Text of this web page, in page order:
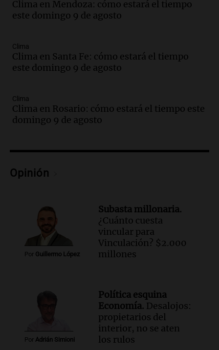
Episodios
Audio.Casabindo se prepara para una
Una mañana para todos
Episodios
Una mañana para todos
Episodios
metros del río Suquía y retiraron hasta
Una mañana para todos
firmó Jorge Messi para el primer
contrato de Leo con Barcelona
Una mañana para todos
Episodios
Audio.Joan Gaspart: "Sin Jorge, no sé si
Episodios
Audio.
El orgullo y el sueño argentino de
Jorge Messi en una entrevista con Rony
Vargas en 2007
Una mañana para todos
Clima en Mendoza: cómo estará el tiempo
este domingo 9 de agosto
Clima
Clima en Santa Fe: cómo estará el tiempo
este domingo 9 de agosto
Clima
Clima en Rosario: cómo estará el tiempo este
domingo 9 de agosto
Opinión
Por Guillermo López
Subasta millonaria.
¿Cuánto cuesta
vincular para
Vinculación? $2.000
millones
Por Adrián Simioni
Política esquina
Economía. Desalojos:
propietarios del
interior, no se aten
los rulos